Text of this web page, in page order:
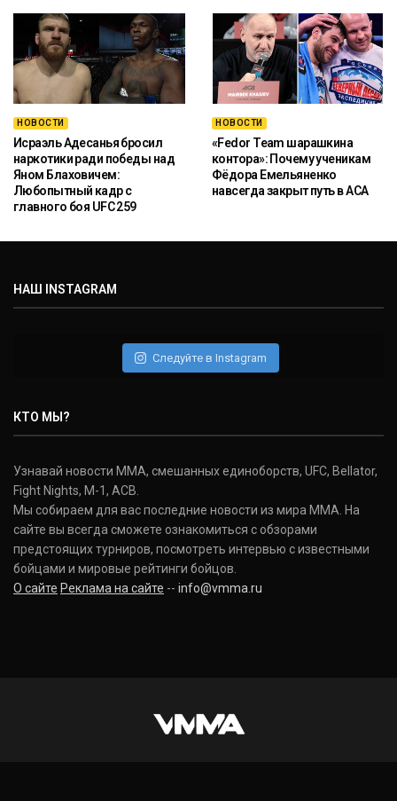
НОВОСТИ
Исраэль Адесанья бросил
наркотики ради победы над
Яном Блаховичем:
Любопытный кадр с
главного боя UFC 259
НОВОСТИ
«Fedor Team шарашкина
контора»: Почему ученикам
Фёдора Емельяненко
навсегда закрыт путь в ACA
НАШ INSTAGRAM
Следуйте в Instagram
КТО МЫ?
Узнавай новости ММА, смешанных единоборств, UFC, Bellator,
Fight Nights, M-1, ACB.
Мы собираем для вас последние новости из мира ММА. На
сайте вы всегда сможете ознакомиться с обзорами
предстоящих турниров, посмотреть интервью с известными
бойцами и мировые рейтинги бойцов.
О сайте Реклама на сайте -- info@vmma.ru